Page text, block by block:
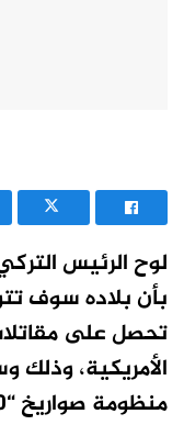
لوح الرئيس
بأن بلاده سوف
الأمريكية، وذلك
منظومة صواريخ “S-400”.